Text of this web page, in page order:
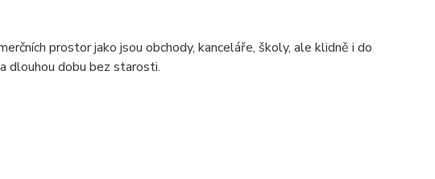
prostor jako jsou obchody, kanceláře, školy, ale klidně i do
dlouhou dobu bez starosti.